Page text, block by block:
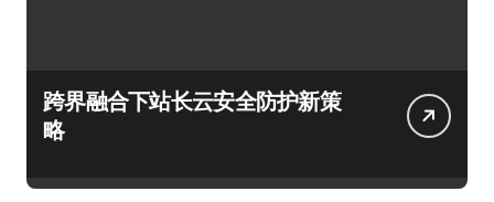
跨界融合下站长云安全防护新策
略